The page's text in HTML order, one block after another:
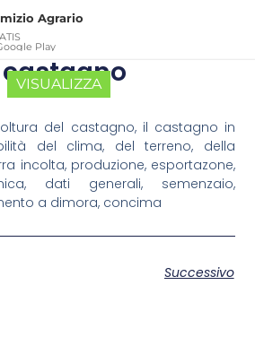
del castagno, il castagno in
del clima, del terreno, della
incolta, produzione, esportazone,
dati generali, semenzaio,
a dimora, concima
Successivo
Agrario
Play
VISUALIZZA